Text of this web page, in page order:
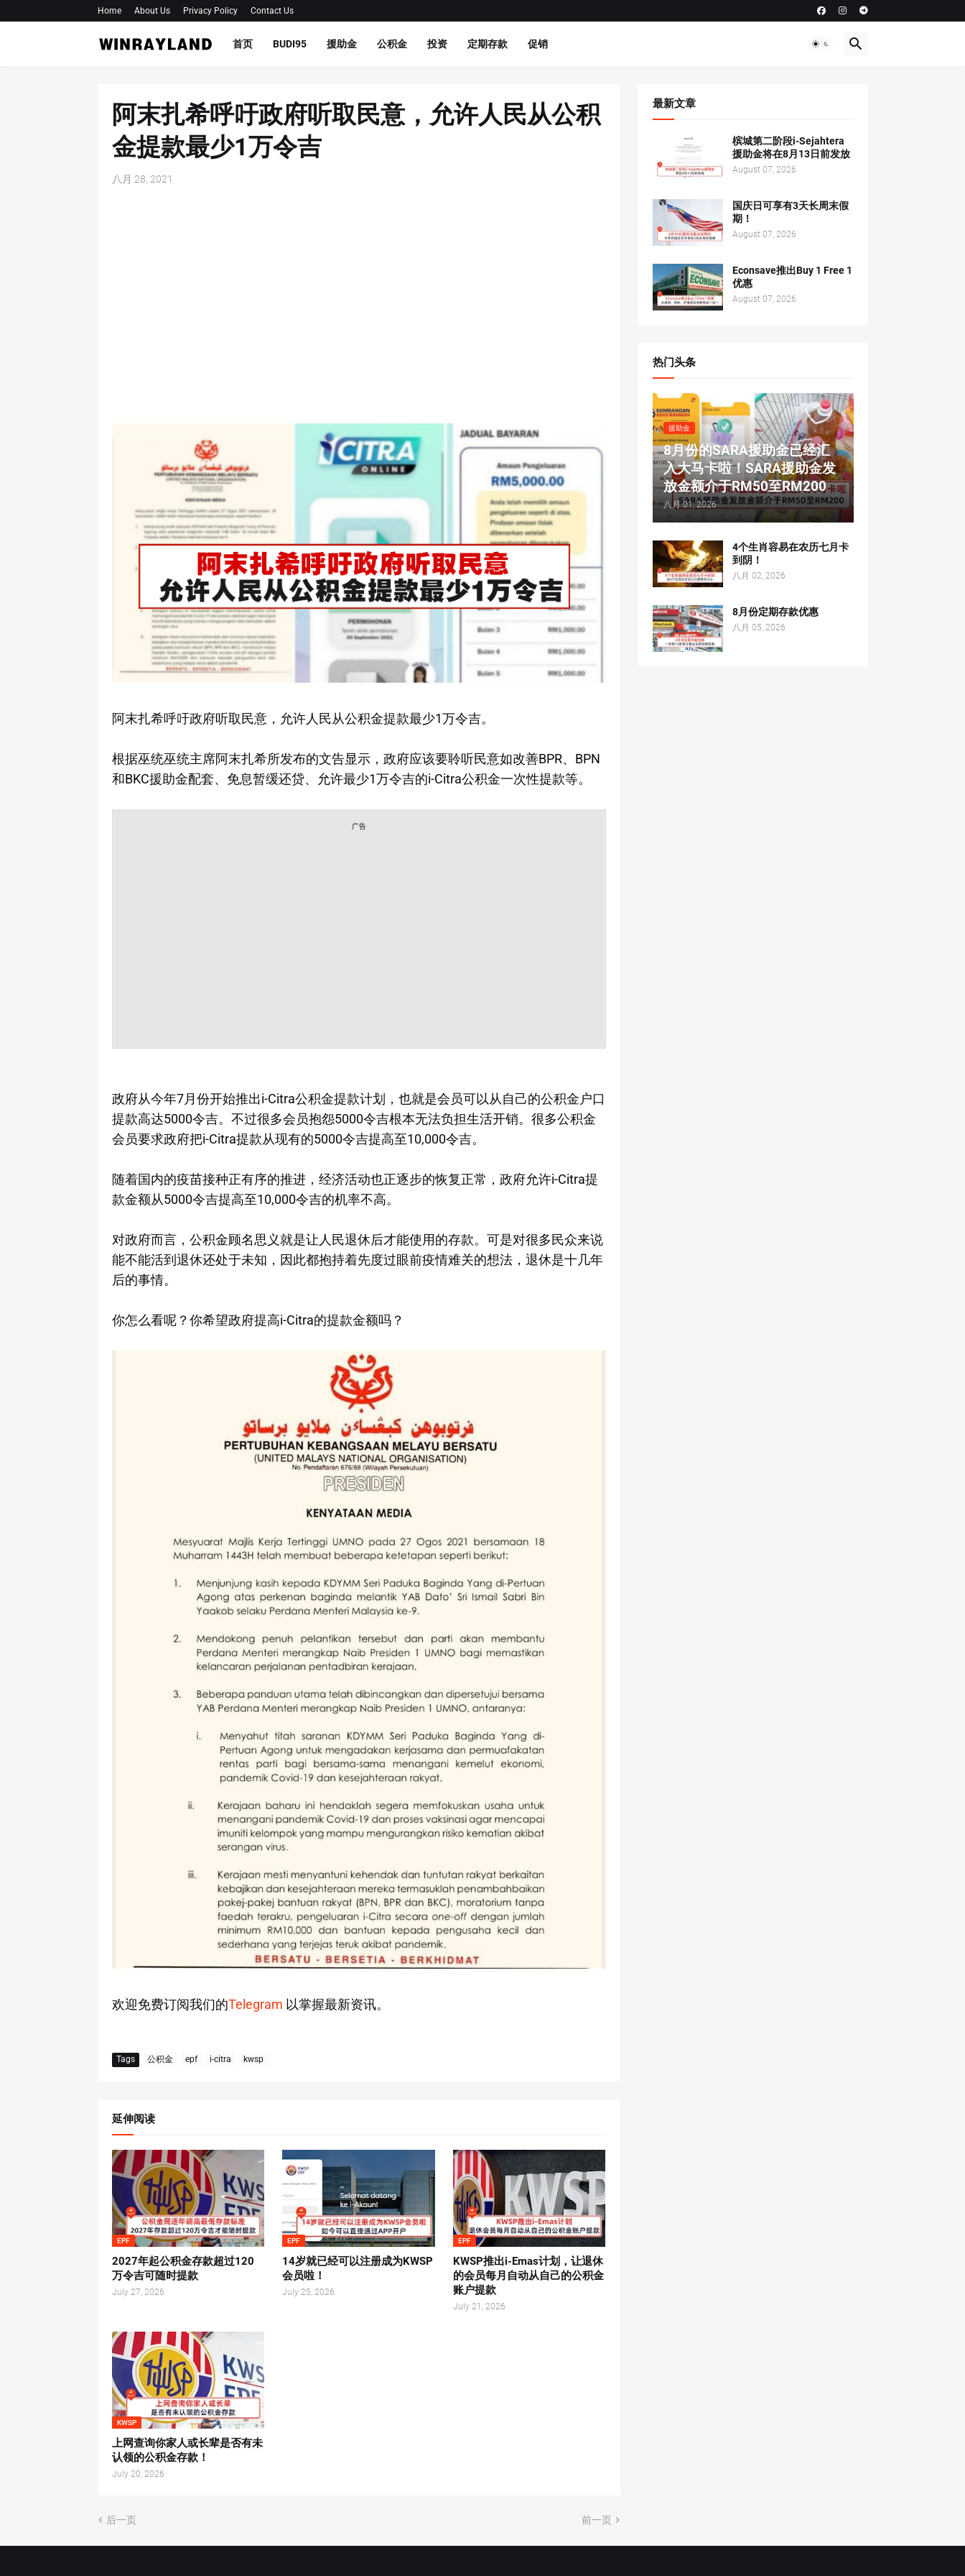
Home About Us Privacy Policy Contact Us
首页 BUDI95 援助金 公积金 投资 定期存款 促销
阿末扎希呼吁政府听取民意，允许人民从公积
金提款最少1万令吉
八月 28, 2021
阿末扎希呼吁政府听取民意，允许人民从公积金提款最少1万令吉。
根据巫统巫统主席阿末扎希所发布的文告显示，政府应该要聆听民意如改善BPR、BPN
和BKC援助金配套、免息暂缓还贷、允许最少1万令吉的i-Citra公积金一次性提款等。
广告
政府从今年7月份开始推出i-Citra公积金提款计划，也就是会员可以从自己的公积金户口
提款高达5000令吉。不过很多会员抱怨5000令吉根本无法负担生活开销。很多公积金
会员要求政府把i-Citra提款从现有的5000令吉提高至10,000令吉。
随着国内的疫苗接种正有序的推进，经济活动也正逐步的恢复正常，政府允许i-Citra提
款金额从5000令吉提高至10,000令吉的机率不高。
对政府而言，公积金顾名思义就是让人民退休后才能使用的存款。可是对很多民众来说
能不能活到退休还处于未知，因此都抱持着先度过眼前疫情难关的想法，退休是十几年
后的事情。
你怎么看呢？你希望政府提高i-Citra的提款金额吗？
欢迎免费订阅我们的Telegram 以掌握最新资讯。
Tags 公积金 epf i-citra kwsp
延伸阅读
EPF
2027年起公积金存款超过120
万令吉可随时提款
July 27, 2026
EPF
14岁就已经可以注册成为KWSP
会员啦！
July 25, 2026
EPF
KWSP推出i-Emas计划，让退休
的会员每月自动从自己的公积金
账户提款
July 21, 2026
KWSP
上网查询你家人或长辈是否有未
认领的公积金存款！
July 20, 2026
后一页 前一页
最新文章
槟城第二阶段i-Sejahtera
援助金将在8月13日前发放
August 07, 2026
国庆日可享有3天长周末假
期！
August 07, 2026
Econsave推出Buy 1 Free 1
优惠
August 07, 2026
热门头条
援助金
8月份的SARA援助金已经汇
入大马卡啦！SARA援助金发
放金额介于RM50至RM200
八月 01, 2026
4个生肖容易在农历七月卡
到阴！
八月 02, 2026
8月份定期存款优惠
八月 05, 2026